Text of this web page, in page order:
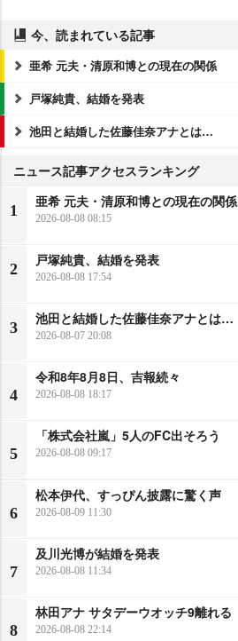
今、読まれている記事
亜希 元夫・清原和博との現在の関係
戸塚純貴、結婚を発表
池田と結婚した佐藤佳奈アナとは…
ニュース記事アクセスランキング
1
亜希 元夫・清原和博との現在の関係
2026-08-08 08:15
2
戸塚純貴、結婚を発表
2026-08-08 17:54
3
池田と結婚した佐藤佳奈アナとは…
2026-08-07 20:08
4
令和8年8月8日、吉報続々
2026-08-08 18:17
5
「株式会社嵐」5人のFC出そろう
2026-08-08 09:17
6
松本伊代、すっぴん披露に驚く声
2026-08-09 11:30
7
及川光博が結婚を発表
2026-08-08 11:34
8
林田アナ サタデーウオッチ9離れる
2026-08-08 22:14